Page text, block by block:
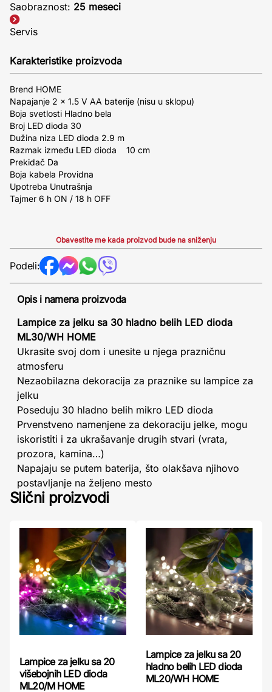
Saobraznost: 25 meseci
Servis
Karakteristike proizvoda
Brend HOME
Napajanje 2 x 1.5 V AA baterije (nisu u sklopu)
Boja svetlosti Hladno bela
Broj LED dioda 30
Dužina niza LED dioda 2.9 m
Razmak između LED dioda 10 cm
Prekidač Da
Boja kabela Providna
Upotreba Unutrašnja
Tajmer 6 h ON / 18 h OFF
Obavestite me kada proizvod bude na sniženju
Podeli:
Opis i namena proizvoda
Lampice za jelku sa 30 hladno belih LED dioda
ML30/WH HOME
Ukrasite svoj dom i unesite u njega prazničnu
atmosferu
Nezaobilazna dekoracija za praznike su lampice za
jelku
Poseduju 30 hladno belih mikro LED dioda
Prvenstveno namenjene za dekoraciju jelke, mogu
iskoristiti i za ukrašavanje drugih stvari (vrata,
prozora, kamina…)
Napajaju se putem baterija, što olakšava njihovo
postavljanje na željeno mesto
Slični proizvodi
Lampice za jelku sa 20
višebojnih LED dioda
ML20/M HOME
Lampice za jelku sa 20
hladno belih LED dioda
ML20/WH HOME